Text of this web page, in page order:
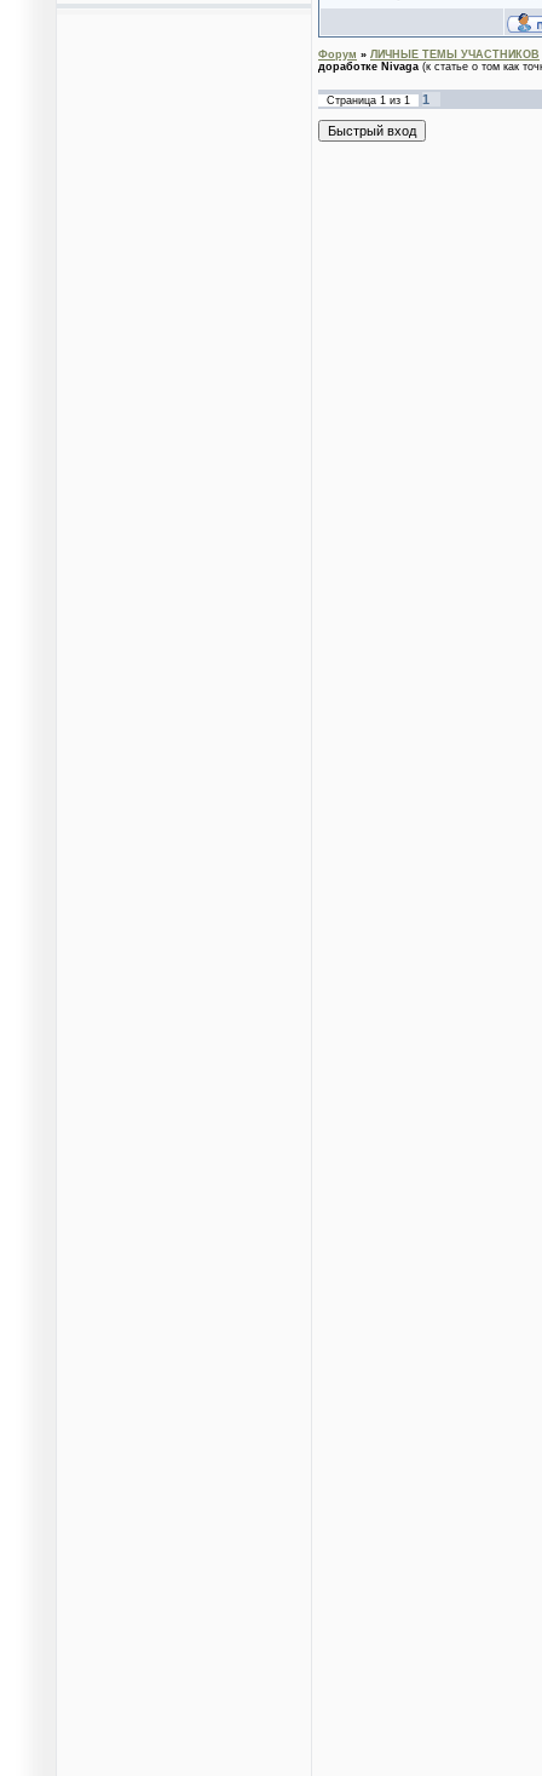
Форум » ЛИЧНЫЕ ТЕМЫ УЧАСТНИКОВ
доработке Nivaga (к статье о том как
Страница 1 из 1 1